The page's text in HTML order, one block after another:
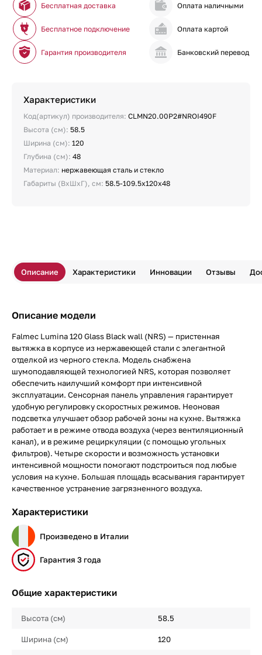
Бесплатная доставка
Бесплатное подключение
Гарантия производителя
Оплата наличными
Оплата картой
Банковский перевод
Характеристики
Код(артикул) производителя: CLMN20.00P2#NROI490F
Высота (см): 58.5
Ширина (см): 120
Глубина (см): 48
Материал: нержавеющая сталь и стекло
Габариты (ВхШхГ), см: 58.5-109.5x120x48
Описание Характеристики Инновации Отзывы
Описание модели
Falmec Lumina 120 Glass Black wall (NRS) — пристенная
вытяжка в корпусе из нержавеющей стали с элегантной
отделкой из черного стекла. Модель снабжена
шумоподавляющей технологией NRS, которая позволяет
обеспечить наилучший комфорт при интенсивной
эксплуатации. Сенсорная панель управления гарантирует
удобную регулировку скоростных режимов. Неоновая
подсветка улучшает обзор рабочей зоны на кухне. Вытяжка
работает и в режиме отвода воздуха (через вентиляционный
канал), и в режиме рециркуляции (с помощью угольных
фильтров). Четыре скорости и возможность установки
интенсивной мощности помогают подстроиться под любые
условия на кухне. Большая площадь всасывания гарантирует
качественное устранение загрязненного воздуха.
Характеристики
Произведено в Италии
Гарантия 3 года
Общие характеристики
Высота (см) 58.5
Ширина (см) 120